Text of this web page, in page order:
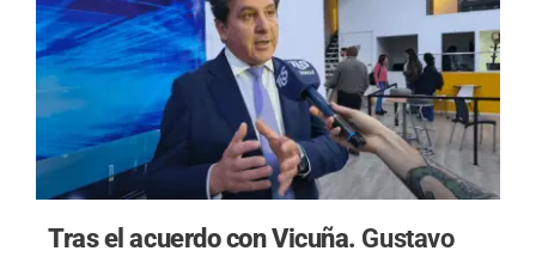
Tras el acuerdo con Vicuña. Gustavo